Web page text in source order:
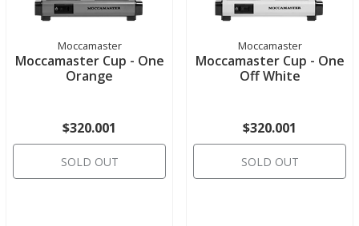
Moccamaster
Moccamaster Cup - One
Orange
$320.001
SOLD OUT
Moccamaster
Moccamaster Cup - One
Off White
$320.001
SOLD OUT